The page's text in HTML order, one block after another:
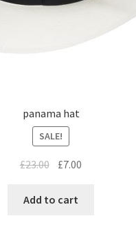
panama hat
SALE!
£23.00 £7.00
Add to cart